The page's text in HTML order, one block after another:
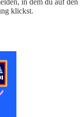
in dem du auf den
klickst.